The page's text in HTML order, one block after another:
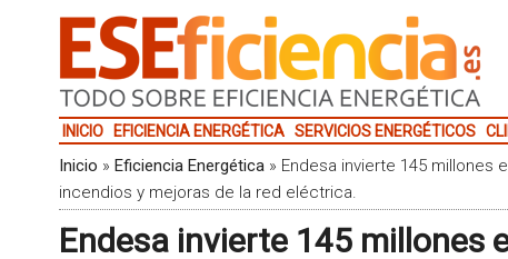
INICIO EFICIENCIA ENERGÉTICA SERVICIOS ENERGÉTICOS
Inicio » Eficiencia Energética» Endesa invierte 145 millones
incendios y mejoras de la red eléctrica.
Endesa invierte 145 millones